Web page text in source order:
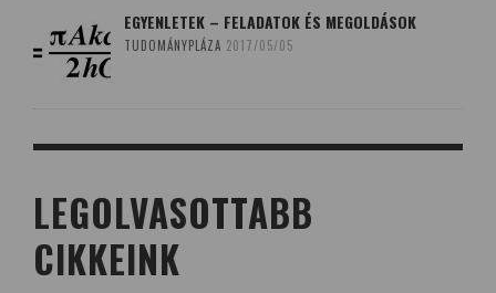
EGYENLETEK – FELADATOK ÉS MEGOLDÁSOK
TUDOMÁNYPLÁZA 2017/05/05
LEGOLVASOTTABB
CIKKEINK